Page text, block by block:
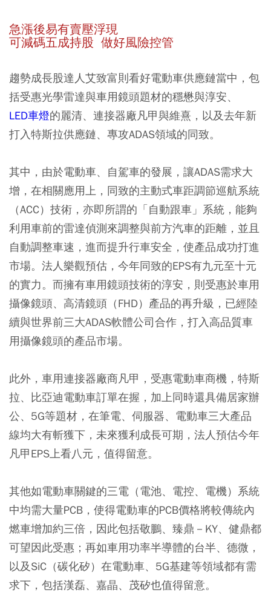
急漲後易有賣壓浮現
可減碼五成持股 做好風險控管
趨勢成長股達人艾致富則看好電動車供應鏈當中，包
括受惠光學雷達與車用鏡頭題材的穩懋與淳安、
LED車燈的麗清、連接器廠凡甲與維熹，以及去年新
打入特斯拉供應鏈、專攻ADAS領域的同致。
其中，由於電動車、自駕車的發展，讓ADAS需求大
增，在相關應用上，同致的主動式車距調節巡航系統
（ACC）技術，亦即所謂的「自動跟車」系統，能夠
利用車前的雷達偵測來調整與前方汽車的距離，並且
自動調整車速，進而提升行車安全，使產品成功打進
市場。法人樂觀預估，今年同致的EPS有九元至十元
的實力。而擁有車用鏡頭技術的淳安，則受惠於車用
攝像鏡頭、高清鏡頭（FHD）產品的再升級，已經陸
續與世界前三大ADAS軟體公司合作，打入高品質車
用攝像鏡頭的產品市場。
此外，車用連接器廠商凡甲，受惠電動車商機，特斯
拉、比亞迪電動車訂單在握，加上同時還具備居家辦
公、5G等題材，在筆電、伺服器、電動車三大產品
線均大有斬獲下，未來獲利成長可期，法人預估今年
凡甲EPS上看八元，值得留意。
其他如電動車關鍵的三電（電池、電控、電機）系統
中均需大量PCB，使得電動車的PCB價格將較傳統內
燃車增加約三倍，因此包括敬鵬、臻鼎－KY、健鼎都
可望因此受惠；再如車用功率半導體的台半、德微，
以及SiC（碳化矽）在電動車、5G基建等領域都有需
求下，包括漢磊、嘉晶、茂矽也值得留意。